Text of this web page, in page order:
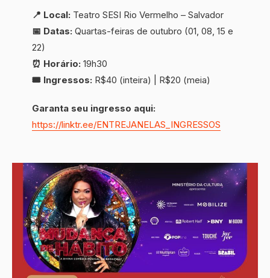
📍 Local: Teatro SESI Rio Vermelho – Salvador
📅 Datas: Quartas-feiras de outubro (01, 08, 15 e
22)
⏰ Horário: 19h30
🎟 Ingressos: R$40 (inteira) | R$20 (meia)
Garanta seu ingresso aqui:
https://linktr.ee/ENTREJANELAS_INGRESSOS